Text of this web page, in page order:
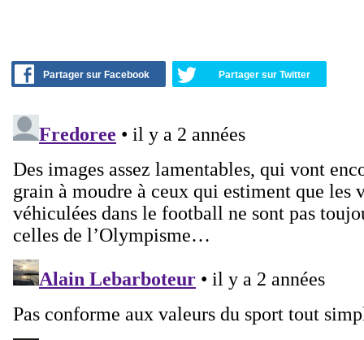
Partager sur Facebook Partager sur Twitter